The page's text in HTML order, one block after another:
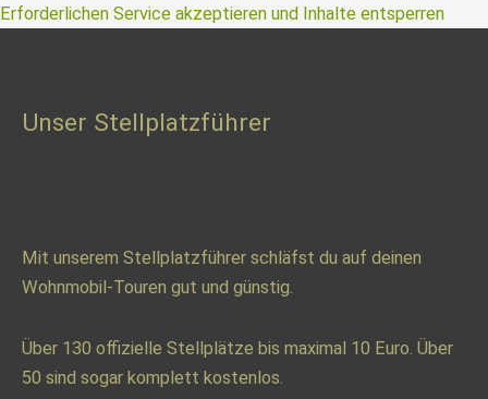
Erforderlichen Service akzeptieren und Inhalte entsperren
Unser Stellplatzführer
Mit unserem Stellplatzführer schläfst du auf deinen
Wohnmobil-Touren gut und günstig.
Über 130 offizielle Stellplätze bis maximal 10 Euro. Über
50 sind sogar komplett kostenlos.